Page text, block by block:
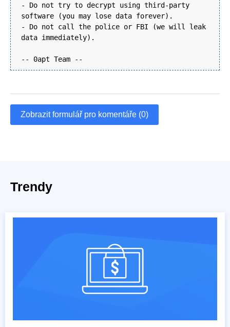
- Do not try to decrypt using third-party
software (you may lose data forever).
- Do not call the police or FBI (we will leak
data immediately).
-- 0apt Team --
Zobrazit formulář pro komentáře (0)
Trendy